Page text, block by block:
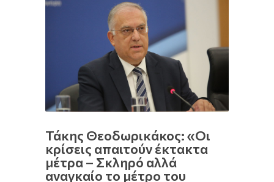
Τάκης Θεοδωρικάκος: «Οι
κρίσεις απαιτούν έκτακτα
μέτρα – Σκληρό αλλά
αναγκαίο το μέτρο του